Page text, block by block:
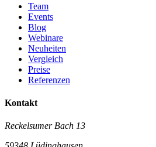
Team
Events
Blog
Webinare
Neuheiten
Vergleich
Preise
Referenzen
Kontakt
Reckelsumer Bach 13